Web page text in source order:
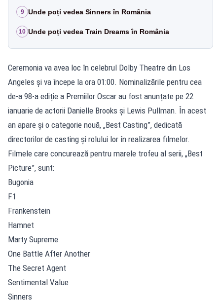
9 Unde poți vedea Sinners în România
10 Unde poți vedea Train Dreams în România
Ceremonia va avea loc în celebrul Dolby Theatre din Los
Angeles și va începe la ora 01:00. Nominalizările pentru cea
de-a 98-a ediție a Premiilor Oscar au fost anunțate pe 22
ianuarie de actorii Danielle Brooks și Lewis Pullman. În acest
an apare și o categorie nouă, „Best Casting”, dedicată
directorilor de casting și rolului lor în realizarea filmelor.
Filmele care concurează pentru marele trofeu al serii, „Best
Picture”, sunt:
Bugonia
F1
Frankenstein
Hamnet
Marty Supreme
One Battle After Another
The Secret Agent
Sentimental Value
Sinners